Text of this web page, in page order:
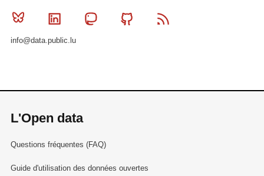
Bluesky Linkedin MastodonGithub
info@data.public.lu
L'Open data
Questions fréquentes (FAQ)
Guide d'utilisation des données ouvertes